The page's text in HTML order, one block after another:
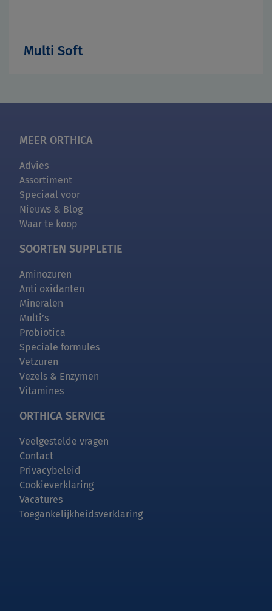
Multi Soft
MEER ORTHICA
Advies
Assortiment
Speciaal voor
Nieuws & Blog
Waar te koop
SOORTEN SUPPLETIE
Aminozuren
Anti oxidanten
Mineralen
Multi’s
Probiotica
Speciale formules
Vetzuren
Vezels & Enzymen
Vitamines
ORTHICA SERVICE
Veelgestelde vragen
Contact
Privacybeleid
Cookieverklaring
Vacatures
Toegankelijkheidsverklaring